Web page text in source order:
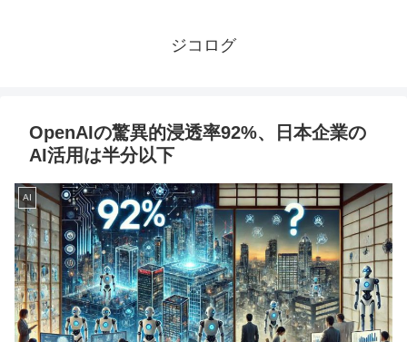
ジコログ
OpenAIの驚異的浸透率92%、日本企業の
AI活用は半分以下
AI